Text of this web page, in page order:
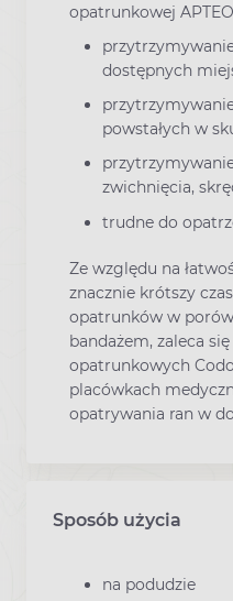
opatrunkowej
dostępnych
powstałych w
zwichnięcia,
trudne do
Ze względu na
znacznie krótszy
opatrunków w
bandażem, zaleca
opatrunkowych
placówkach
opatrywania ran w
Sposób użycia
na podudzie